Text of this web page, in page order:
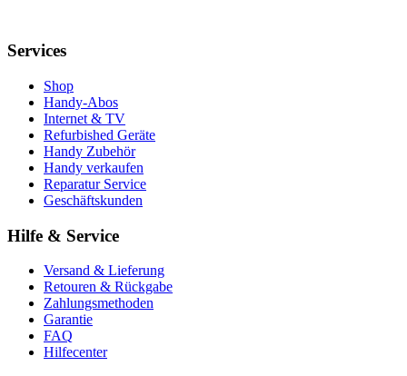
Services
Shop
Handy-Abos
Internet & TV
Refurbished Geräte
Handy Zubehör
Handy verkaufen
Reparatur Service
Geschäftskunden
Hilfe & Service
Versand & Lieferung
Retouren & Rückgabe
Zahlungsmethoden
Garantie
FAQ
Hilfecenter